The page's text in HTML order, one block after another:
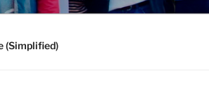
(Simplified)